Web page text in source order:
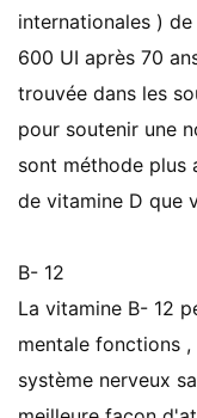
internationales )
600 UI après 70
trouvée dans les
pour soutenir une
sont méthode
de vitamine D que
B- 12
La vitamine B- 12
mentale fonctions
système nerveux